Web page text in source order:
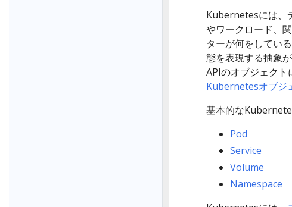
Kubernetesには、
やワークロード、
ターが何をしてい
態を表現する抽象
APIのオブジェクト
Kubernetesオブジ
基本的な
Pod
Service
Volume
Namespace